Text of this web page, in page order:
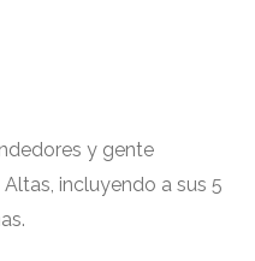
y gente
incluyendo a sus 5